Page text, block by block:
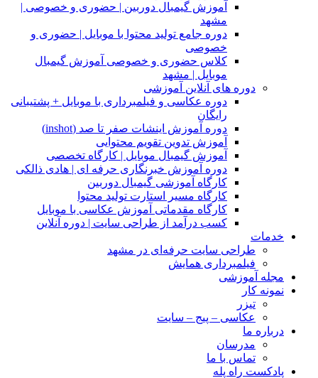
آموزش گیمبال دوربین | حضوری و خصوصی |
مشهد
دوره جامع تولید محتوا با موبایل | حضوری و
خصوصی
کلاس حضوری و خصوصی آموزش گیمبال
موبایل | مشهد
دوره های آنلاین آموزشی
دوره عکاسی و فیلمبرداری با موبایل + پشتیبانی
رایگان
دوره آموزش اینشات صفر تا صد (inshot)
آموزش تدوین تقویم محتوایی
آموزش گیمبال موبایل | کارگاه تخصصی
دوره آموزش خبرنگاری حرفه ای | هادی ذالکی
کارگاه آموزشی گیمبال دوربین
کارگاه مسیر استارت تولید محتوا
کارگاه مقدماتی آموزش عکاسی با موبایل
کسب درآمد از طراحی سایت | دوره آنلاین
خدمات
طراحی سایت حرفه‌ای در مشهد
فیلمبرداری همایش
مجله آموزشی
نمونه کار
تیزر
عکاسی – پیج – سایت
درباره ما
مدرسان
تماس با ما
پادکست راه پله